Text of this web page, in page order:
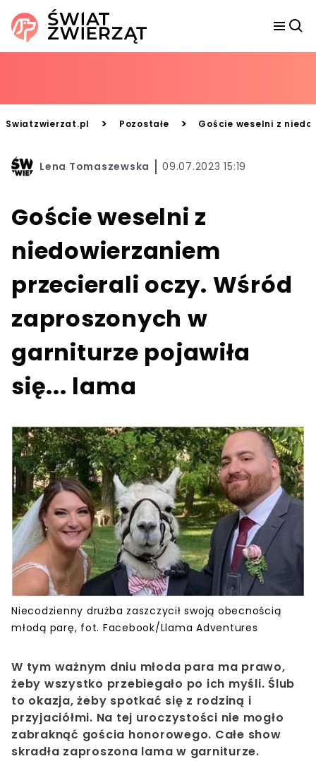
Swiatzwierzat.pl > Pozostałe > Goście weselni z
Lena Tomaszewska 09.07.2023 15:19
Goście weselni z
niedowierzaniem
przecierali oczy. Wśród
zaproszonych w
garniturze pojawiła
się... lama
Niecodzienny drużba zaszczycił swoją obecnością
młodą parę, fot. Facebook/Llama Adventures
W tym ważnym dniu młoda para ma prawo,
żeby wszystko przebiegało po ich myśli. Ślub
to okazja, żeby spotkać się z rodziną i
przyjaciółmi. Na tej uroczystości nie mogło
zabraknąć gościa honorowego. Całe show
skradła zaproszona lama w garniturze.